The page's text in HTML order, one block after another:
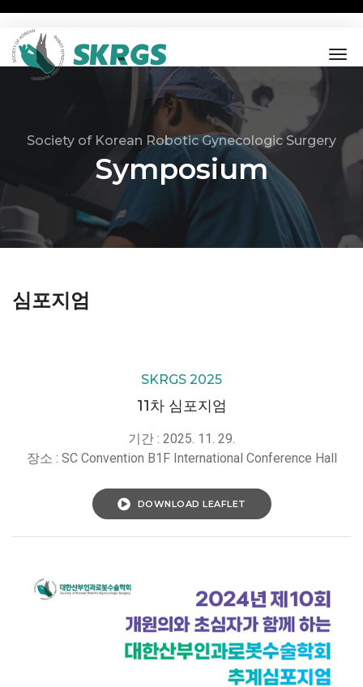
Society of Korean Robotic Gynecologic Surgery
Symposium
심포지엄
SKRGS 2025
11차 심포지엄
기간 : 2025. 11. 29.
장소 : SC Convention B1F International Conference Hall
DOWNLOAD LEAFLET